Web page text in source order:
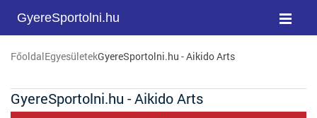
GyereSportolni.hu
FőoldalEgyesületekGyereSportolni.hu - Aikido Arts
GyereSportolni.hu - Aikido Arts